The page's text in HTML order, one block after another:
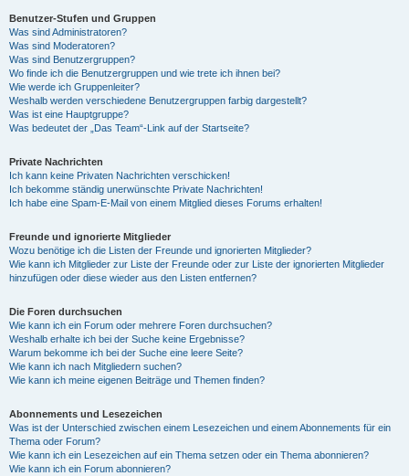
V
d
e
o
Benutzer-Stufen und Gruppen
Was sind Administratoren?
Was sind Moderatoren?
Was sind Benutzergruppen?
Wo finde ich die Benutzergruppen und wie trete ich ihnen bei?
Wie werde ich Gruppenleiter?
Weshalb werden verschiedene Benutzergruppen farbig dargestellt?
Was ist eine Hauptgruppe?
Was bedeutet der „Das Team“-Link auf der Startseite?
Private Nachrichten
Ich kann keine Privaten Nachrichten verschicken!
Ich bekomme ständig unerwünschte Private Nachrichten!
Ich habe eine Spam-E-Mail von einem Mitglied dieses Forums erhalten!
Freunde und ignorierte Mitglieder
Wozu benötige ich die Listen der Freunde und ignorierten Mitglieder?
Wie kann ich Mitglieder zur Liste der Freunde oder zur Liste der ignorierten Mitglieder
hinzufügen oder diese wieder aus den Listen entfernen?
Die Foren durchsuchen
Wie kann ich ein Forum oder mehrere Foren durchsuchen?
Weshalb erhalte ich bei der Suche keine Ergebnisse?
Warum bekomme ich bei der Suche eine leere Seite?
Wie kann ich nach Mitgliedern suchen?
Wie kann ich meine eigenen Beiträge und Themen finden?
Abonnements und Lesezeichen
Was ist der Unterschied zwischen einem Lesezeichen und einem Abonnements für ein
Thema oder Forum?
Wie kann ich ein Lesezeichen auf ein Thema setzen oder ein Thema abonnieren?
Wie kann ich ein Forum abonnieren?